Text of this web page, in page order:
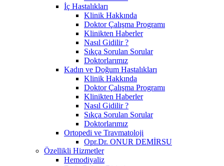
İç Hastalıkları
Klinik Hakkında
Doktor Çalışma Programı
Klinikten Haberler
Nasıl Gidilir ?
Sıkça Sorulan Sorular
Doktorlarımız
Kadın ve Doğum Hastalıkları
Klinik Hakkında
Doktor Çalışma Programı
Klinikten Haberler
Nasıl Gidilir ?
Sıkça Sorulan Sorular
Doktorlarımız
Ortopedi ve Travmatoloji
Opr.Dr. ONUR DEMİRSU
Özellikli Hizmetler
Hemodiyaliz